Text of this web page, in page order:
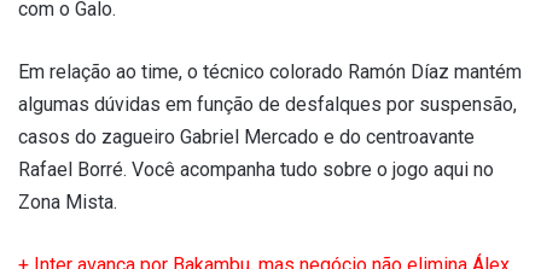
com o Galo.
Em relação ao time, o técnico colorado Ramón Díaz mantém
algumas dúvidas em função de desfalques por suspensão,
casos do zagueiro Gabriel Mercado e do centroavante
Rafael Borré. Você acompanha tudo sobre o jogo aqui no
Zona Mista.